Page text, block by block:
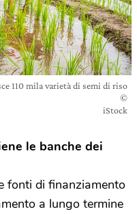
110 mila varietà di semi di riso
©
iStock
le banche dei
fonti di finanziamento
a lungo termine